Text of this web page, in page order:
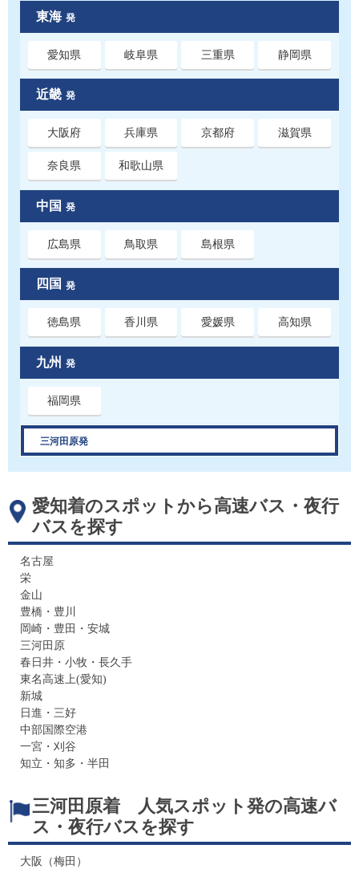
東海 発
愛知県 岐阜県 三重県 静岡県
近畿 発
大阪府 兵庫県 京都府 滋賀県
奈良県 和歌山県
中国 発
広島県 鳥取県 島根県
四国 発
徳島県 香川県 愛媛県 高知県
九州 発
福岡県
三河田原発
愛知着のスポットから高速バス・夜行
バスを探す
名古屋
栄
金山
豊橋・豊川
岡崎・豊田・安城
三河田原
春日井・小牧・長久手
東名高速上(愛知)
新城
日進・三好
中部国際空港
一宮・刈谷
知立・知多・半田
三河田原着 人気スポット発の高速バ
ス・夜行バスを探す
大阪（梅田）